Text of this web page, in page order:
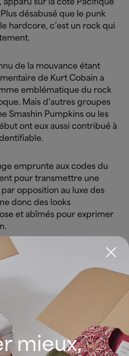
apparu sur la côte Pacifique
désabusé que le punk
hardcore, c’est un rock qui
de la mouvance étant
de Kurt Cobain a
emblématique du rock
Mais d’autres groupes
Smashin Pumpkins ou les
ont eux aussi contribué à
emprunte aux codes du
pour transmettre une
opposition au luxe des
donc des looks
et abîmés pour exprimer
mieux,